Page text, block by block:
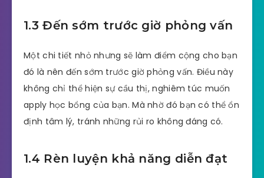
1.3 Đến sớm trước giờ phỏng vấn
Một chi tiết nhỏ nhưng sẽ làm điểm cộng cho bạn
đó là nên đến sớm trước giờ phỏng vấn. Điều này
không chỉ thể hiện sự cầu thị, nghiêm túc muốn
apply học bổng của bạn. Mà nhờ đó bạn có thể ổn
định tâm lý, tránh những rủi ro không đáng có.
1.4 Rèn luyện khả năng diễn đạt